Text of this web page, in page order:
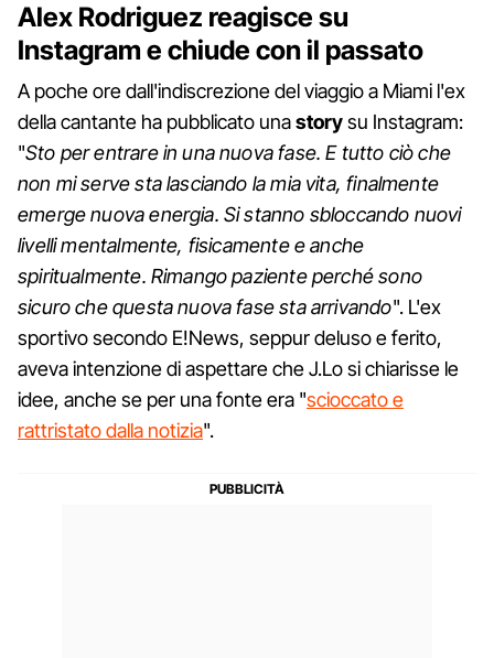
Alex Rodriguez reagisce su
Instagram e chiude con il passato
A poche ore dall'indiscrezione del viaggio a Miami l'ex
della cantante ha pubblicato unastorysu Instagram:
"Sto per entrare in una nuova fase. E tutto ciò che
non mi serve sta lasciando la mia vita, finalmente
emerge nuova energia. Si stanno sbloccando nuovi
livelli mentalmente, fisicamente e anche
spiritualmente. Rimango paziente perché sono
sicuro che questa nuova fase sta arrivando". L'ex
sportivo secondo E!News, seppur deluso e ferito,
aveva intenzione di aspettare che J.Lo si chiarisse le
idee, anche se per una fonte era "scioccato e
rattristato dalla notizia".